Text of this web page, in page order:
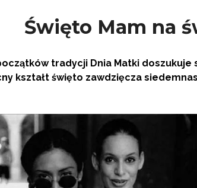
Święto Mam na
tradycji Dnia Matki
kształt święto zawdzięcza